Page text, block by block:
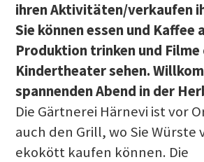
ihren Aktivitäten/verkaufen
Sie können essen und Kaffee
Produktion trinken und Filme
Kindertheater sehen.
spannenden Abend in der
Die Gärtnerei Härnevi ist vor
auch den Grill, wo Sie Würste
ekokött kaufen können. Die